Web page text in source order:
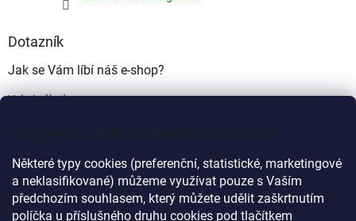
Tato webová stránka používá cookies
Některé typy cookies (preferenční, statistické, marketingové
a neklasifikované) můžeme využívat pouze s Vaším
předchozím souhlasem, který můžete udělit zaškrtnutím
políčka u příslušného druhu cookies pod tlačítkem
Dotazník
Jak se Vám líbí náš e-shop?
Velmi pěkný
Ujde to
Nelíbí se mi
Počet hlasů:340